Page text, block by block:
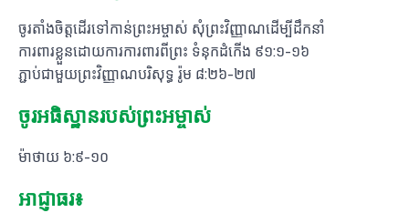
ចូរ​តាំងចិត្ត​ដើរ​ទៅកាន់​ព្រះអម្ចាស់ សុំ​ព្រះវិញ្ញាណ​ដើម្បី​ដឹកនាំ
ការពារខ្លួនដោយការការពារពីព្រះ ទំនុកដំកើង ៩១:១-១៦
ភ្ជាប់ជាមួយព្រះវិញ្ញាណបរិសុទ្ធ រ៉ូម ៨:២៦-២៧
ចូរ​អធិស្ឋាន​របស់​ព្រះអម្ចាស់
ម៉ាថាយ ៦:៩​-​១០
អាជ្ញាធរ៖